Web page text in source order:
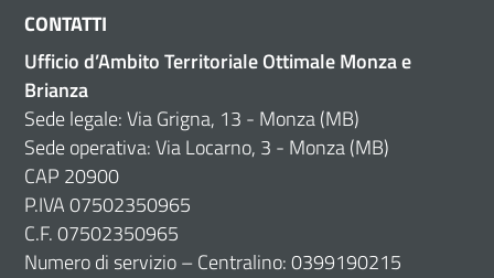
CONTATTI
Ufficio d’Ambito Territoriale Ottimale Monza e
Brianza
Sede legale: Via Grigna, 13 - Monza (MB)
Sede operativa: Via Locarno, 3 - Monza (MB)
CAP 20900
P.IVA 07502350965
C.F. 07502350965
Numero di servizio – Centralino: 0399190215